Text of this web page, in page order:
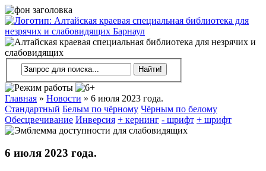
Главная » Новости » 6 июля 2023 года.
Стандартный Белым по чёрному Чёрным по белому
Обесцвечивание Инверсия + кернинг - шрифт + шрифт
6 июля 2023 года.